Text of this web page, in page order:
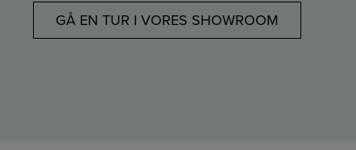
GÅ EN TUR I VORES SHOWROOM